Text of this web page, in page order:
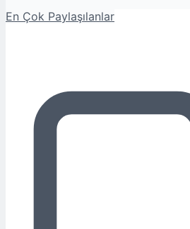
En Çok Paylaşılanlar